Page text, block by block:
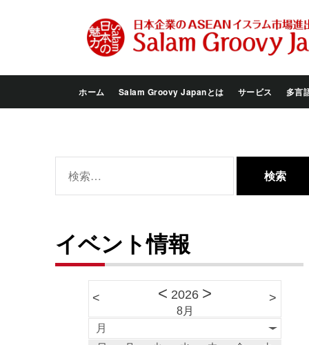
ホーム Salam Groovy Japanとは サービス 多言
索:
イベント情報
< < 2026 >
8月
>
月